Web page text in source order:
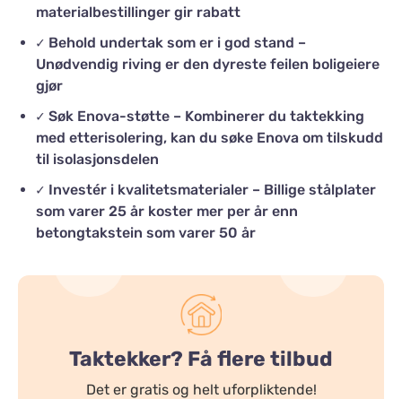
materialbestillinger gir rabatt
✓ Behold undertak som er i god stand –
Unødvendig riving er den dyreste feilen boligeiere
gjør
✓ Søk Enova-støtte – Kombinerer du taktekking
med etterisolering, kan du søke Enova om tilskudd
til isolasjonsdelen
✓ Investér i kvalitetsmaterialer – Billige stålplater
som varer 25 år koster mer per år enn
betongtakstein som varer 50 år
Taktekker? Få flere tilbud
Det er gratis og helt uforpliktende!